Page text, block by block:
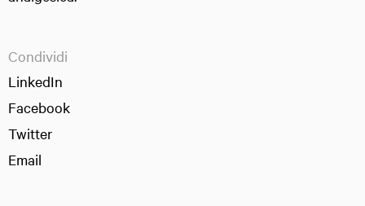
Condividi
LinkedIn
Facebook
Twitter
Email